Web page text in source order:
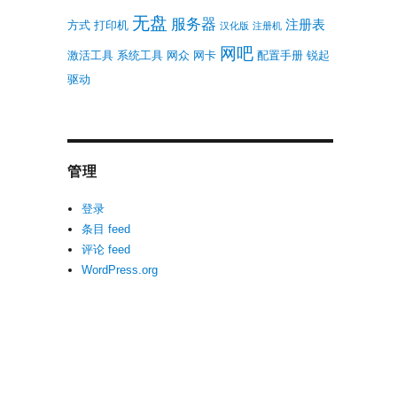
方式 打印机 无盘 服务器 汉化版 注册机 注册表
激活工具 系统工具 网众 网卡 网吧 配置手册 锐起
驱动
管理
登录
条目 feed
评论 feed
WordPress.org